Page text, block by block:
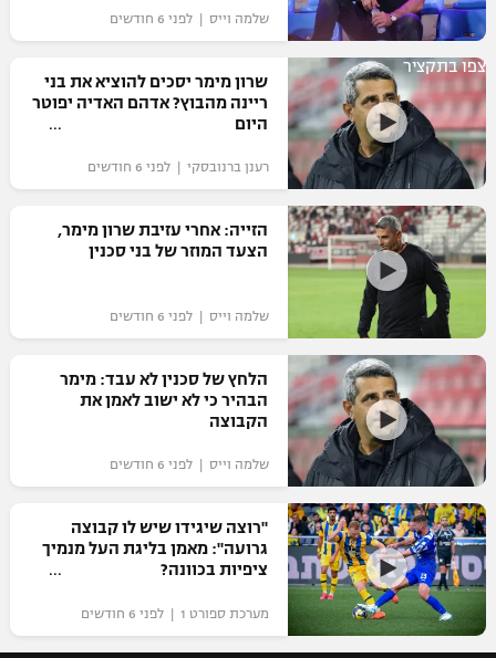
שלמה וייס | לפני 6 חודשים
צפו בתקציר
שרון מימר יסכים להוציא את בני
ריינה מהבוץ? אדהם האדיה יפוטר
היום
רענן ברנובסקי | לפני 6 חודשים
הזייה: אחרי עזיבת שרון מימר,
הצעד המוזר של בני סכנין
שלמה וייס | לפני 6 חודשים
הלחץ של סכנין לא עבד: מימר
הבהיר כי לא ישוב לאמן את
הקבוצה
שלמה וייס | לפני 6 חודשים
"רוצה שיגידו שיש לו קבוצה
גרועה": מאמן בליגת העל מנמיך
ציפיות בכוונה?
מערכת ספורט 1 | לפני 6 חודשים